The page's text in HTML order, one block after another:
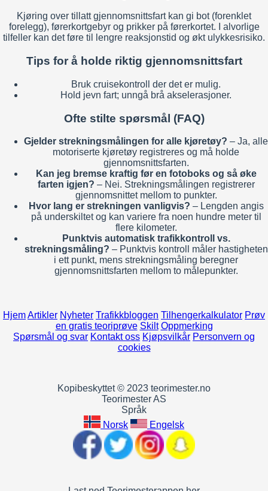
Kjøring over tillatt gjennomsnittsfart kan gi bot (forenklet
forelegg), førerkortgebyr og prikker på førerkortet. I alvorlige
tilfeller kan det føre til lengre reaksjonstid og økt ulykkesrisiko.
Tips for å holde riktig gjennomsnittsfart
Bruk cruisekontroll der det er mulig.
Hold jevn fart; unngå brå akselerasjoner.
Ofte stilte spørsmål (FAQ)
Gjelder strekningsmålingen for alle kjøretøy? – Ja, alle
motoriserte kjøretøy registreres og må holde
gjennomsnittsfarten.
Kan jeg bremse kraftig før en fotoboks og så øke
farten igjen? – Nei. Strekningsmålingen registrerer
gjennomsnittet mellom to punkter.
Hvor lang er strekningen vanligvis? – Lengden angis
på underskiltet og kan variere fra noen hundre meter til
flere kilometer.
Punktvis automatisk trafikkontroll vs.
strekningsmåling? – Punktvis kontroll måler hastigheten
i ett punkt, mens strekningsmåling beregner
gjennomsnittsfarten mellom to målepunkter.
HjemArtikler Nyheter Trafikkbloggen Tilhengerkalkulator Prøv
en gratis teoriprøve Skilt Oppmerking
Spørsmål og svar Kontakt oss Kjøpsvilkår Personvern og
cookies
Kopibeskyttet © 2023 teorimester.no
Teorimester AS
Språk
Norsk
Engelsk